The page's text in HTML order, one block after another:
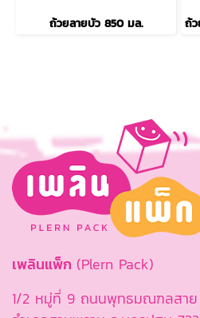
ถ้วยลายบัว 850 มล.
เพลินแพ็ก (Plern Pack)
1/2 หมู่ที่ 9 ถนนพุทธมณฑลสาย